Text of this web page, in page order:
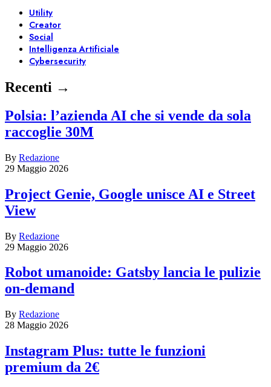
Utility
Creator
Social
Intelligenza Artificiale
Cybersecurity
Recenti →
Polsia: l’azienda AI che si vende da sola
raccoglie 30M
By Redazione
29 Maggio 2026
Project Genie, Google unisce AI e Street
View
By Redazione
29 Maggio 2026
Robot umanoide: Gatsby lancia le pulizie
on-demand
By Redazione
28 Maggio 2026
Instagram Plus: tutte le funzioni
premium da 2€